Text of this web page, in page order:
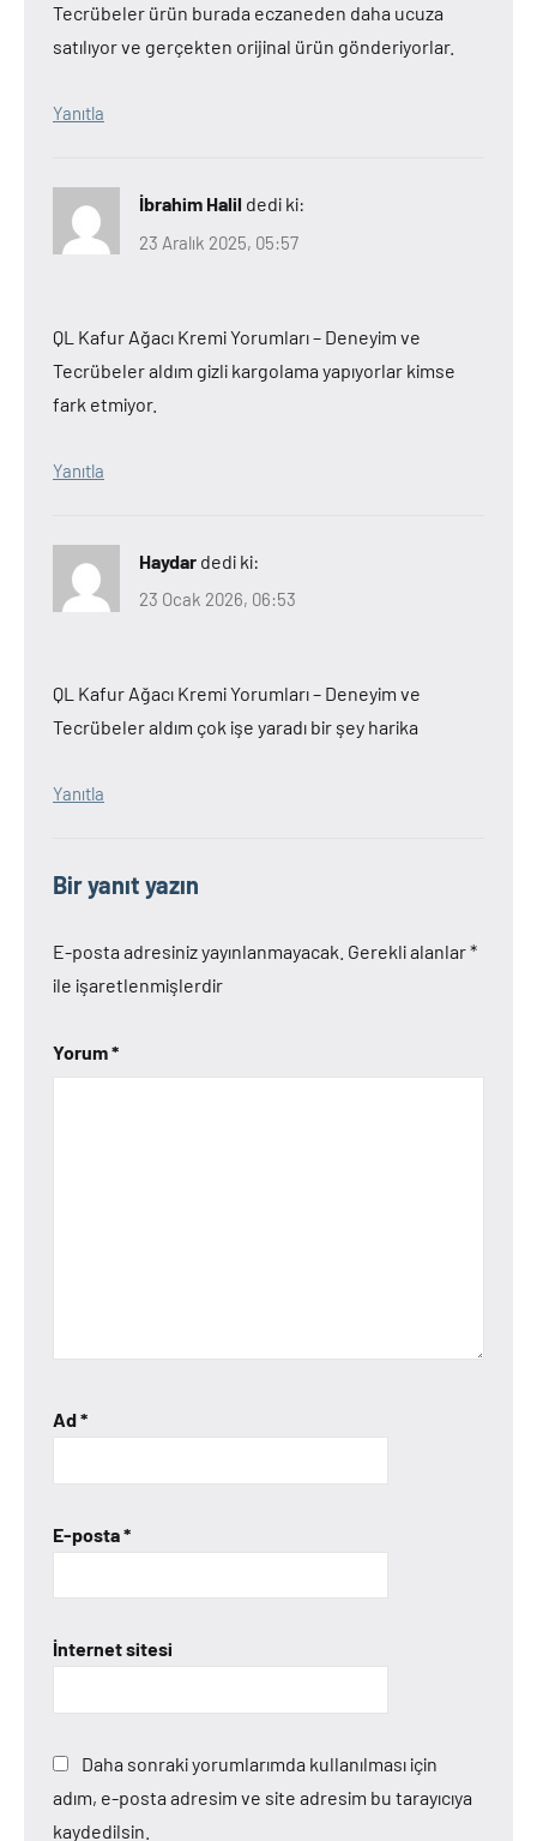
Tecrübeler ürün burada eczaneden daha ucuza
satılıyor ve gerçekten orijinal ürün gönderiyorlar.
Yanıtla
İbrahim Halil dedi ki:
23 Aralık 2025, 05:57
QL Kafur Ağacı Kremi Yorumları – Deneyim ve
Tecrübeler aldım gizli kargolama yapıyorlar kimse
fark etmiyor.
Yanıtla
Haydar dedi ki:
23 Ocak 2026, 06:53
QL Kafur Ağacı Kremi Yorumları – Deneyim ve
Tecrübeler aldım çok işe yaradı bir şey harika
Yanıtla
Bir yanıt yazın
E-posta adresiniz yayınlanmayacak. Gerekli alanlar*
ile işaretlenmişlerdir
Yorum*
Ad*
E-posta*
İnternet sitesi
Daha sonraki yorumlarımda kullanılması için
adım, e-posta adresim ve site adresim bu tarayıcıya
kaydedilsin.